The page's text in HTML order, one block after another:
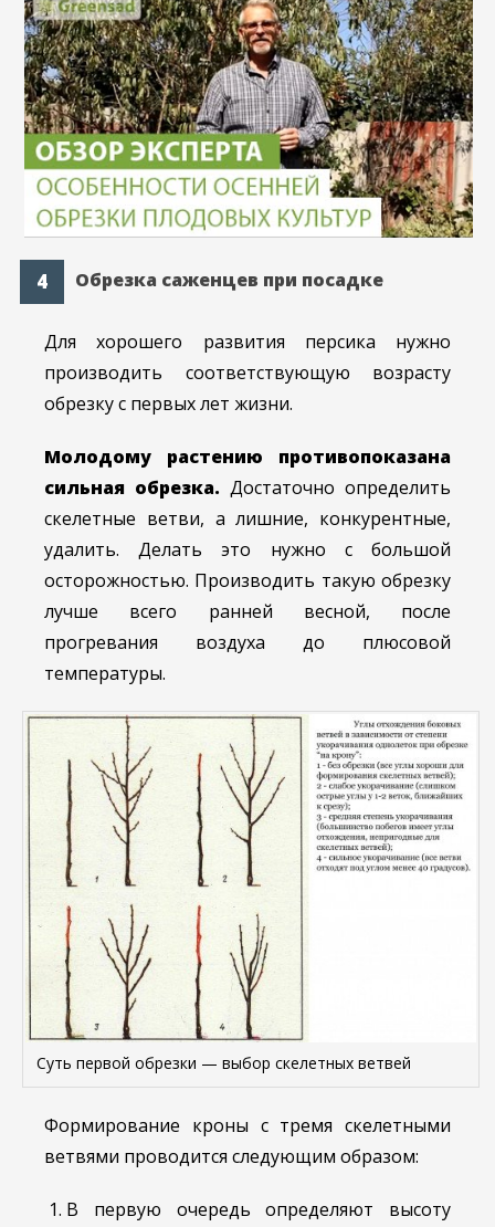
Обрезка саженцев при посадке
Для хорошего развития персика нужно
производить соответствующую возрасту
обрезку с первых лет жизни.
Молодому растению противопоказана
сильная обрезка. Достаточно определить
скелетные ветви, а лишние, конкурентные,
удалить. Делать это нужно с большой
осторожностью. Производить такую обрезку
лучше всего ранней весной, после
прогревания воздуха до плюсовой
температуры.
Суть первой обрезки — выбор скелетных ветвей
Формирование кроны с тремя скелетными
ветвями проводится следующим образом:
В первую очередь определяют высоту